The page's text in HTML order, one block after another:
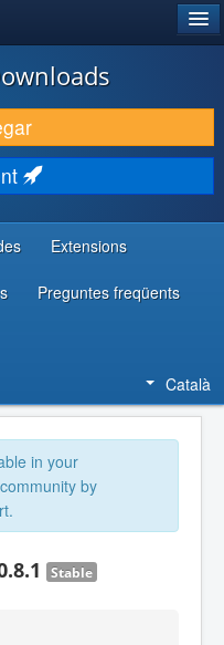
Extensions
Preguntes freqüents
Català
in your
by
Stable